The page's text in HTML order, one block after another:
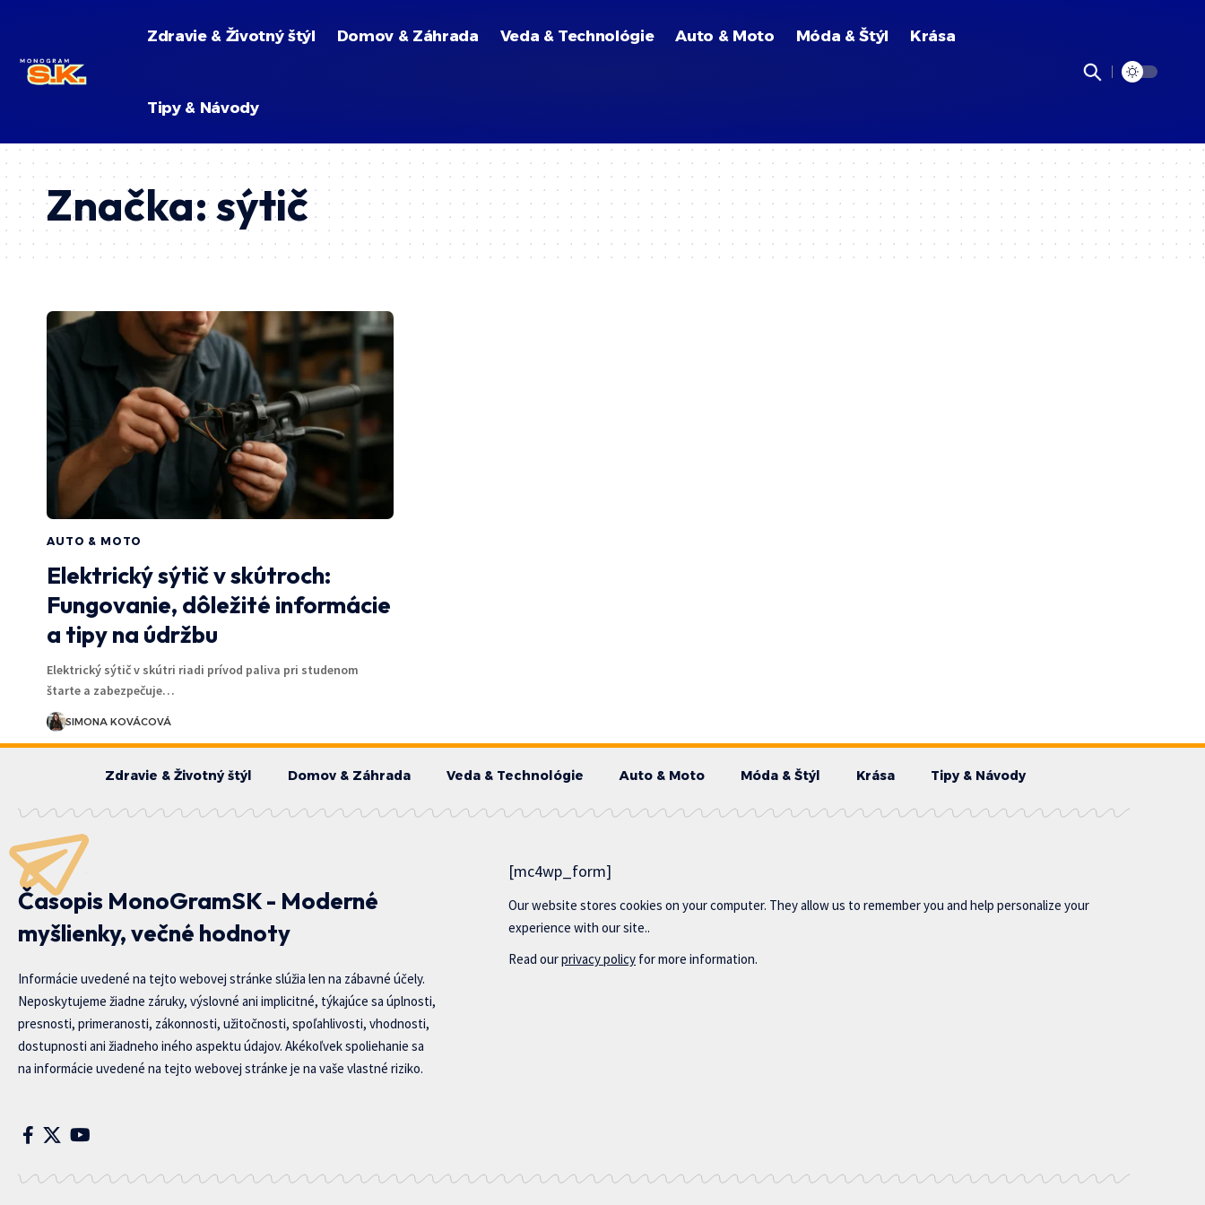
Zdravie & Životný štýl Domov & Záhrada Veda & Technológie Auto & Moto Móda & Štýl Krása
Tipy & Návody
Značka:sýtič
AUTO & MOTO
Elektrický sýtič v skútroch:
Fungovanie, dôležité informácie
a tipy na údržbu
Elektrický sýtič v skútri riadi prívod paliva pri studenom
štarte a zabezpečuje…
SIMONA KOVÁCOVÁ
Zdravie & Životný štýl Domov & Záhrada Veda & Technológie Auto & Moto Móda & Štýl Krása Tipy & Návody
Časopis MonoGramSK - Moderné
myšlienky, večné hodnoty
Informácie uvedené na tejto webovej stránke slúžia len na zábavné účely.
Neposkytujeme žiadne záruky, výslovné ani implicitné, týkajúce sa úplnosti,
presnosti, primeranosti, zákonnosti, užitočnosti, spoľahlivosti, vhodnosti,
dostupnosti ani žiadneho iného aspektu údajov. Akékoľvek spoliehanie sa
na informácie uvedené na tejto webovej stránke je na vaše vlastné riziko.
[mc4wp_form]
Our website stores cookies on your computer. They allow us to remember you and help personalize your
experience with our site..
Read ourprivacy policy for more information.